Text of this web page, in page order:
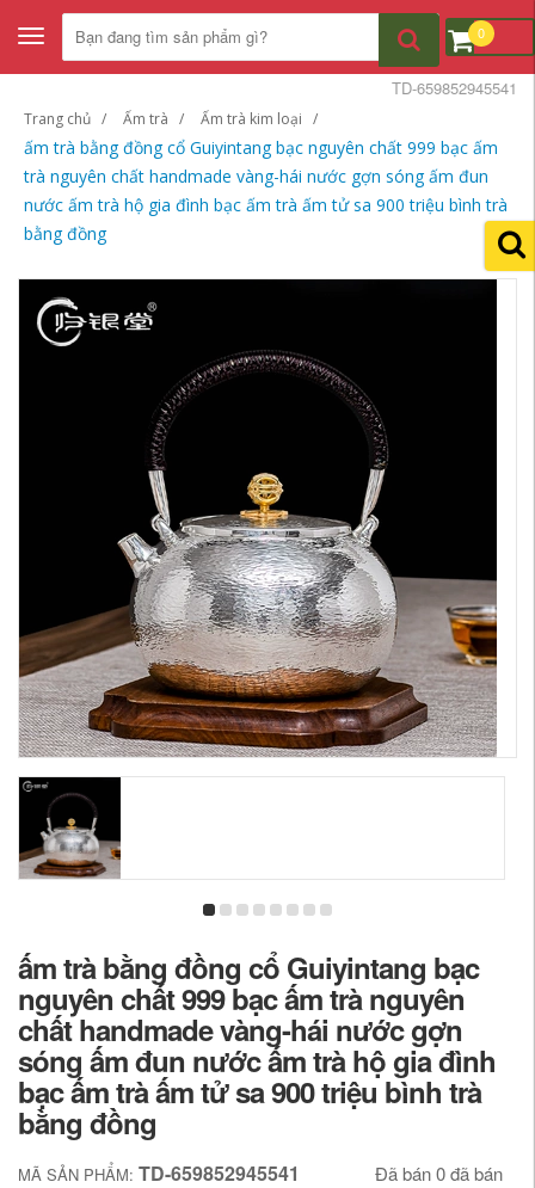
Toggle
navigation
0
Trang chủ Ấm trà Ấm trà kim loại
ấm trà bằng đồng cổ Guiyintang bạc nguyên chất 999 bạc ấm
trà nguyên chất handmade vàng-hái nước gợn sóng ấm đun
nước ấm trà hộ gia đình bạc ấm trà ấm tử sa 900 triệu bình trà
bằng đồng
TD-659852945541
ấm trà bằng đồng cổ Guiyintang bạc
nguyên chất 999 bạc ấm trà nguyên
chất handmade vàng-hái nước gợn
sóng ấm đun nước ấm trà hộ gia đình
bạc ấm trà ấm tử sa 900 triệu bình trà
bằng đồng
MÃ SẢN PHẨM: TD-659852945541 Đã bán 0 đã bán